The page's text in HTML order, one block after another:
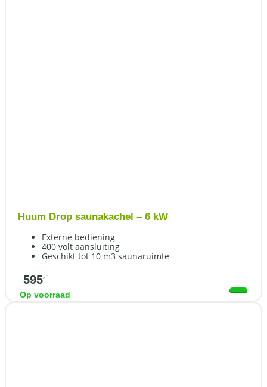
Huum Drop saunakachel – 6 kW
Externe bediening
400 volt aansluiting
Geschikt tot 10 m3 saunaruimte
595,-
Op voorraad